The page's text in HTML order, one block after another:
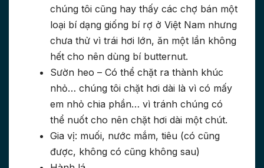
chúng tôi cũng hay thấy các chợ bán một
loại bí dạng giống bí rợ ở Việt Nam nhưng
chưa thử vì trái hơi lớn, ăn một lần không
hết cho nên dùng bí butternut.
Sườn heo – Có thể chặt ra thành khúc
nhỏ… chúng tôi chặt hơi dài là vì có mấy
em nhỏ chia phần… vì tránh chúng có
thể nuốt cho nên chặt hơi dài một chút.
Gia vị: muối, nước mắm, tiêu (có cũng
được, không có cũng không sau)